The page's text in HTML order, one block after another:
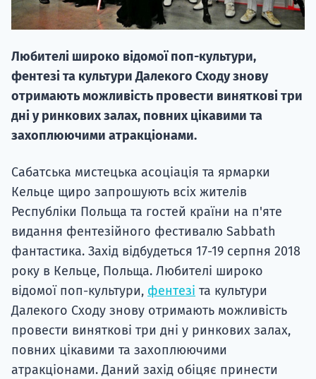
Любителі широко відомої поп-культури,
фентезі та культури Далекого Сходу знову
отримають можливість провести виняткові три
дні у ринкових залах, повних цікавими та
захоплюючими атракціонами.
Сабатська мистецька асоціація та ярмарки
Кельце щиро запрошують всіх жителів
Республіки Польща та гостей країни на п'яте
видання фентезійного фестивалю Sabbath
фантастика. Захід відбудеться 17-19 серпня 2018
року в Кельце, Польща. Любителі широко
відомої поп-культури, фентезі та культури
Далекого Сходу знову отримають можливість
провести виняткові три дні у ринкових залах,
повних цікавими та захоплюючими
атракціонами. Даний захід обіцяє принести
вступ на